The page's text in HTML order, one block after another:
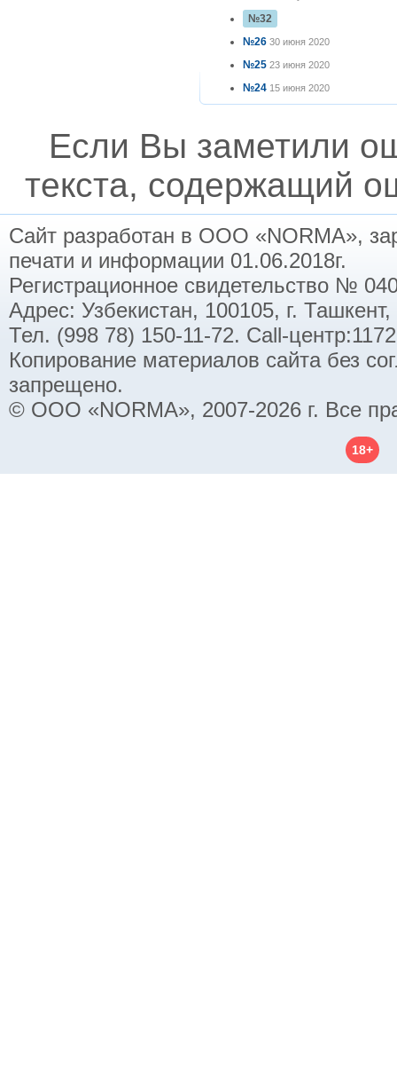
№32
№26 30 июня 2020
№25 23 июня 2020
№24 15 июня 2020
Если Вы заметили
текста, содержащий
Сайт разработан в ООО «NORMA»,
печати и информации 01.06.2018г.
Регистрационное свидетельство №
Адрес: Узбекистан, 100105, г.
Тел. (998 78) 150-11-72. Call-
Копирование материалов сайта без
запрещено.
© ООО «NORMA», 2007-2026 г. Все
18+